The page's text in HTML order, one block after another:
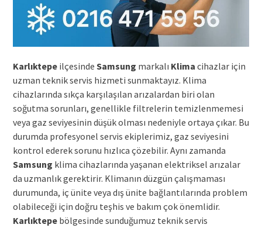
Karlıktepeilçesinde Samsung markalı Klima cihazlar için
uzman teknik servis hizmeti sunmaktayız. Klima
cihazlarında sıkça karşılaşılan arızalardan biri olan
soğutma sorunları, genellikle filtrelerin temizlenmemesi
veya gaz seviyesinin düşük olması nedeniyle ortaya çıkar. Bu
durumda profesyonel servis ekiplerimiz, gaz seviyesini
kontrol ederek sorunu hızlıca çözebilir. Aynı zamanda
Samsung klima cihazlarında yaşanan elektriksel arızalar
da uzmanlık gerektirir. Klimanın düzgün çalışmaması
durumunda, iç ünite veya dış ünite bağlantılarında problem
olabileceği için doğru teşhis ve bakım çok önemlidir.
Karlıktepebölgesinde sunduğumuz teknik servis